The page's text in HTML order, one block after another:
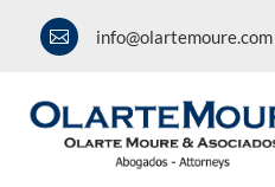
 info@olartemoure.com